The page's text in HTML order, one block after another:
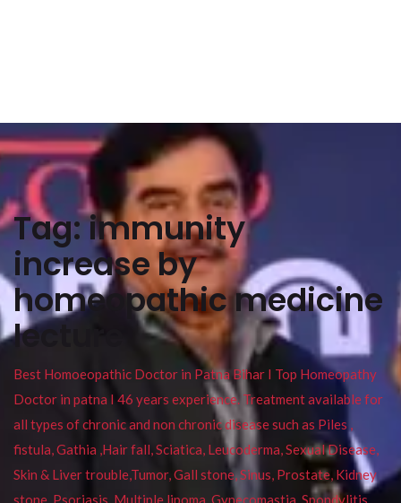
Tag:immunity
increase by
homeopathic medicine
lecture
Best Homoeopathic Doctor in Patna Bihar I Top Homeopathy
Doctor in patna I 46 years experience. Treatment available for
all types of chronic and non chronic disease such as Piles ,
fistula, Gathia ,Hair fall, Sciatica, Leucoderma, Sexual Disease,
Skin & Liver trouble,Tumor, Gall stone, Sinus, Prostate, Kidney
stone, Psoriasis, Multiple lipoma, Gynecomastia, Spondylitis ,